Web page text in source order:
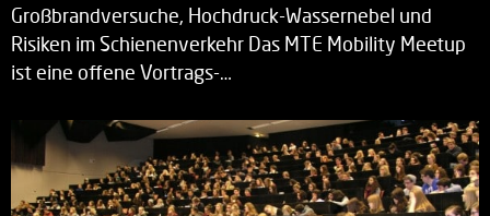
Großbrandversuche, Hochdruck-Wassernebel und
Risiken im Schienenverkehr Das MTE Mobility Meetup
ist eine offene Vortrags-…